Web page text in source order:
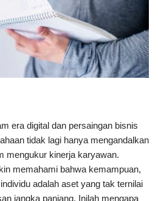
era digital dan persaingan bisnis
tidak lagi hanya mengandalkan
mengukur kinerja karyawan.
memahami bahwa kemampuan,
adalah aset yang tak ternilai
jangka panjang. Inilah mengapa